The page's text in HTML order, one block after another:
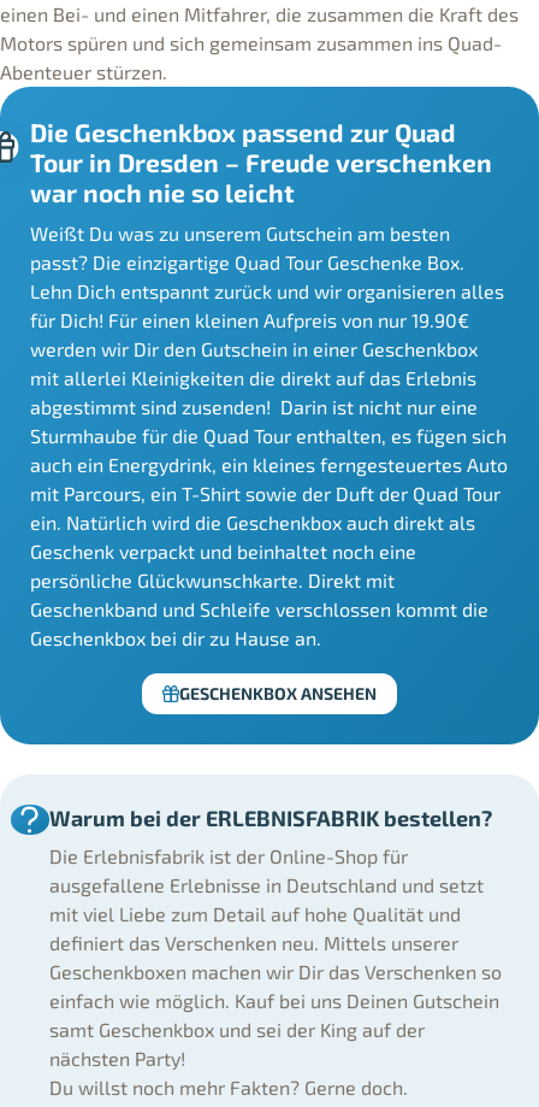
einen Bei- und einen Mitfahrer, die zusammen die Kraft des
Motors spüren und sich gemeinsam zusammen ins Quad-
Abenteuer stürzen.
Die Geschenkbox passend zur Quad
Tour in Dresden – Freude verschenken
war noch nie so leicht
Weißt Du was zu unserem Gutschein am besten
passt? Die einzigartige Quad Tour Geschenke Box.
Lehn Dich entspannt zurück und wir organisieren alles
für Dich! Für einen kleinen Aufpreis von nur 19.90€
werden wir Dir den Gutschein in einer Geschenkbox
mit allerlei Kleinigkeiten die direkt auf das Erlebnis
abgestimmt sind zusenden! Darin ist nicht nur eine
Sturmhaube für die Quad Tour enthalten, es fügen sich
auch ein Energydrink, ein kleines ferngesteuertes Auto
mit Parcours, ein T-Shirt sowie der Duft der Quad Tour
ein. Natürlich wird die Geschenkbox auch direkt als
Geschenk verpackt und beinhaltet noch eine
persönliche Glückwunschkarte. Direkt mit
Geschenkband und Schleife verschlossen kommt die
Geschenkbox bei dir zu Hause an.
GESCHENKBOX ANSEHEN
Warum bei der ERLEBNISFABRIK bestellen?
Die Erlebnisfabrik ist der Online-Shop für
ausgefallene Erlebnisse in Deutschland und setzt
mit viel Liebe zum Detail auf hohe Qualität und
definiert das Verschenken neu. Mittels unserer
Geschenkboxen machen wir Dir das Verschenken so
einfach wie möglich. Kauf bei uns Deinen Gutschein
samt Geschenkbox und sei der King auf der
nächsten Party!
Du willst noch mehr Fakten? Gerne doch.